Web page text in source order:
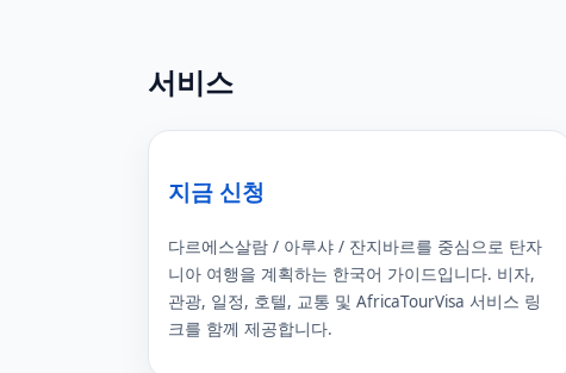
서비스
지금 신청
다르에스살람 / 아루샤 / 잔지바르를 중심으로 탄자
니아 여행을 계획하는 한국어 가이드입니다. 비자,
관광, 일정, 호텔, 교통 및 AfricaTourVisa 서비스 링
크를 함께 제공합니다.